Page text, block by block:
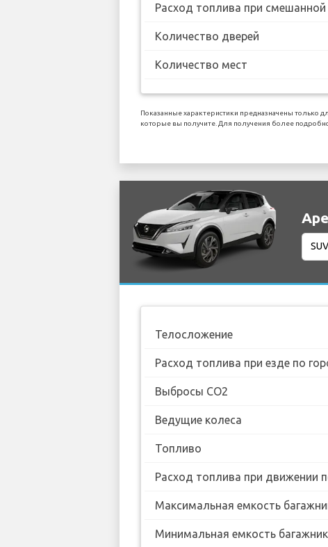
Расход топлива при смешанной
Количество дверей
Количество мест
Показанные характеристики предназначены только
которые вы получите. Для получения более
Телосложение
Расход топлива при езде по
Выбросы CO2
Ведущие колеса
Топливо
Расход топлива при движении
Максимальная емкость
Минимальная емкость